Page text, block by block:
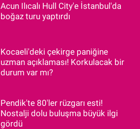
Acun Ilıcalı Hull City'e İstanbul'da
boğaz turu yaptırdı
Kocaeli'deki çekirge paniğine
uzman açıklaması! Korkulacak bir
durum var mı?
Pendik'te 80'ler rüzgarı esti!
Nostalji dolu buluşma büyük ilgi
gördü